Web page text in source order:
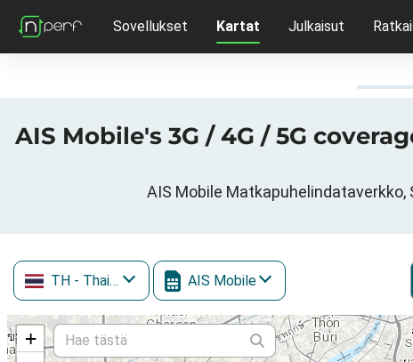
Sovellukset Kartat Julkaisut
AIS Mobile's 3G / 4G / 5G
AIS Mobile
TH - Thaimaa AIS Mobile
+